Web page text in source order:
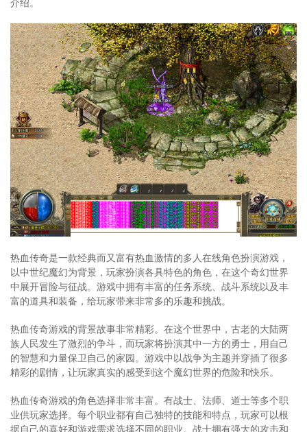
热血传奇是一款经典而又富有热血激情的多人在线角色扮演游戏，
以中世纪魔幻为背景，玩家扮演各具特色的角色，在这个奇幻世界
中展开冒险与征战。游戏中拥有丰富的任务系统、战斗系统以及丰
富的道具和装备，给玩家带来非常多的乐趣和挑战。
热血传奇游戏的背景故事非常精彩。在这个世界中，古老的大陆两
族人民发生了激烈的争斗，而玩家将扮演其中一方的勇士，用自己
的智慧和力量保卫自己的家园。游戏中以战争为主题并穿插了很多
精彩的剧情，让玩家真实的感受到这个魔幻世界的危险和快乐。
热血传奇游戏的角色选择非常丰富。有战士、法师、道士等多个职
业供玩家选择。每个职业都有自己独特的技能和特点，玩家可以根
据自己的喜好和游戏需求选择不同的职业。战士拥有强大的攻击和